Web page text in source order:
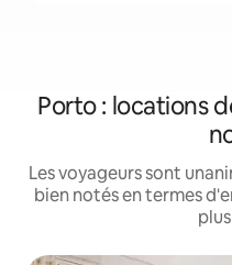
Porto : locations
Les voyageurs sont
bien notés en termes